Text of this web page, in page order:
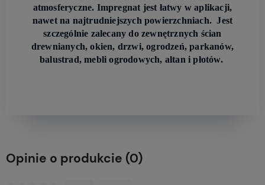
atmosferyczne. Impregnat jest łatwy w aplikacji,
nawet na najtrudniejszych powierzchniach. Jest
szczególnie zalecany do zewnętrznych ścian
drewnianych, okien, drzwi, ogrodzeń, parkanów,
balustrad, mebli ogrodowych, altan i płotów.
Opinie o produkcie (0)